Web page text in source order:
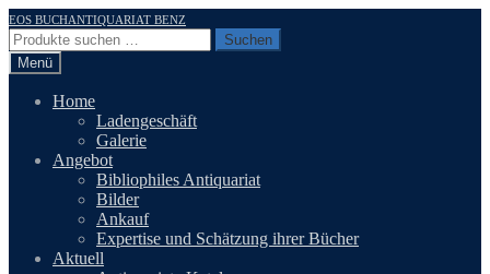
Zur
Navigation
springen
Zum
Inhalt
springen
EOS BUCHANTIQUARIAT BENZ
Suchen
nach:
Suchen
Menü
Home
Ladengeschäft
Galerie
Angebot
Bibliophiles Antiquariat
Bilder
Ankauf
Expertise und Schätzung ihrer Bücher
Aktuell